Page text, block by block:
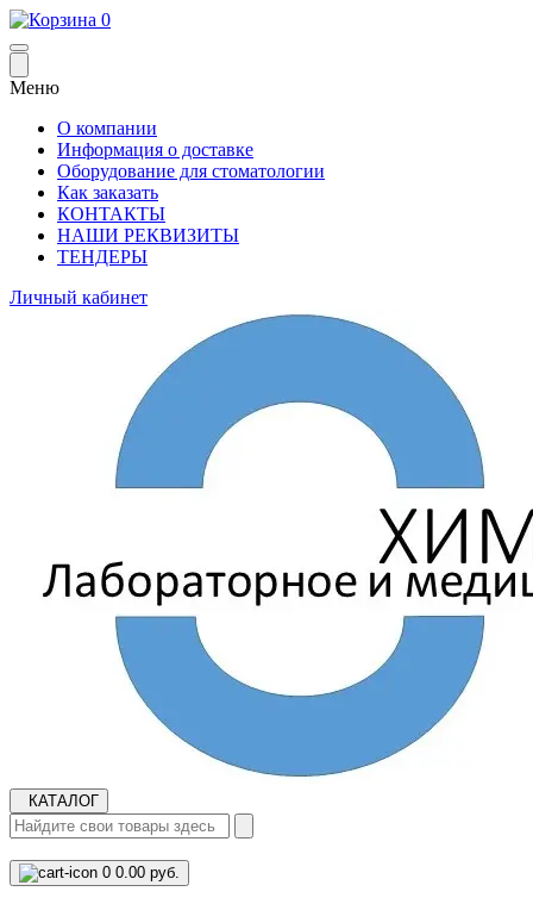
0
Меню
О компании
Информация о доставке
Оборудование для стоматологии
Как заказать
КОНТАКТЫ
НАШИ РЕКВИЗИТЫ
ТЕНДЕРЫ
Личный кабинет
КАТАЛОГ
0 0.00 руб.